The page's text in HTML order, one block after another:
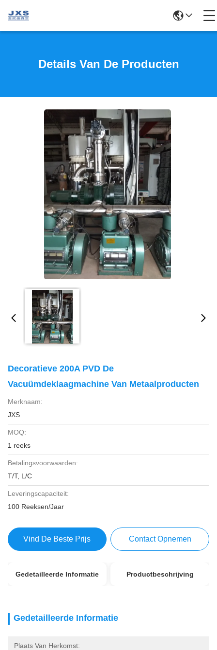
Details Van De Producten
Decoratieve 200A PVD De
Vacuümdeklaagmachine Van Metaalproducten
Merknaam:
JXS
MOQ:
1 reeks
Betalingsvoorwaarden:
T/T, L/C
Leveringscapaciteit:
100 Reeksen/Jaar
Vind De Beste Prijs Contact Opnemen
Gedetailleerde Informatie Productbeschrijving
Gedetailleerde Informatie
Plaats Van Herkomst: